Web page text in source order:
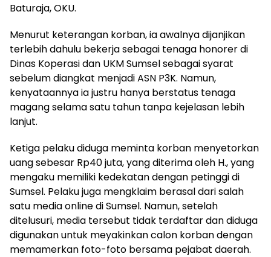
Baturaja, OKU.
Menurut keterangan korban, ia awalnya dijanjikan
terlebih dahulu bekerja sebagai tenaga honorer di
Dinas Koperasi dan UKM Sumsel sebagai syarat
sebelum diangkat menjadi ASN P3K. Namun,
kenyataannya ia justru hanya berstatus tenaga
magang selama satu tahun tanpa kejelasan lebih
lanjut.
Ketiga pelaku diduga meminta korban menyetorkan
uang sebesar Rp40 juta, yang diterima oleh H., yang
mengaku memiliki kedekatan dengan petinggi di
Sumsel. Pelaku juga mengklaim berasal dari salah
satu media online di Sumsel. Namun, setelah
ditelusuri, media tersebut tidak terdaftar dan diduga
digunakan untuk meyakinkan calon korban dengan
memamerkan foto-foto bersama pejabat daerah.